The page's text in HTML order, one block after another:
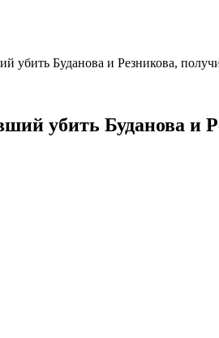
убить Буданова и Резникова,
убить Буданова и